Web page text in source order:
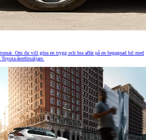
Om du vill göra en trygg och bra affär på en begagnad bil med
återförsäljare.